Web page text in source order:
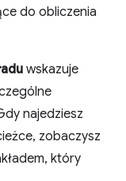
do obliczenia
wskazuje
najedziesz
zobaczysz
który